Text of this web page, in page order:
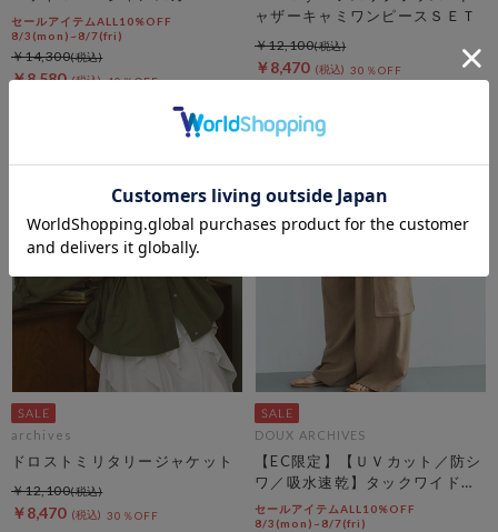
セールアイテムALL10%OFF
8/3(mon)~8/7(fri)
￥8,580 40％OFF
￥14,300
ャザーキャミワンピースＳＥＴ
￥8,470 30％OFF
￥12,100
archives
ドロストミリタリージャケット
￥8,470 30％OFF
￥12,100
DOUX ARCHIVES
【EC限定】【ＵＶカット／防シ
ワ／吸水速乾】タックワイドカ
ーゴパンツ
セールアイテムALL10%OFF
8/3(mon)~8/7(fri)